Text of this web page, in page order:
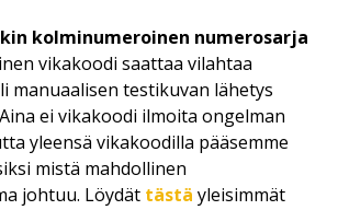
kolminumeroinen numerosarja
vikakoodi saattaa vilahtaa
manuaalisen testikuvan lähetys
ei vikakoodi ilmoita ongelman
yleensä vikakoodilla pääsemme
mistä mahdollinen
johtuu. Löydät tästä yleisimmät